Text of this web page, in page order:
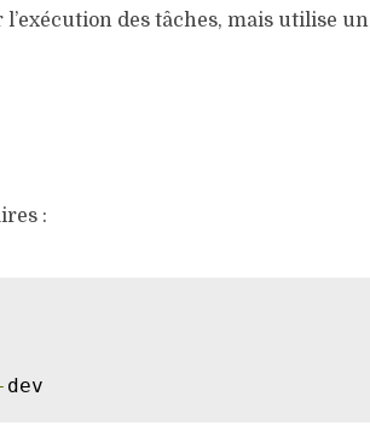
des tâches, mais utilise un
:
dev